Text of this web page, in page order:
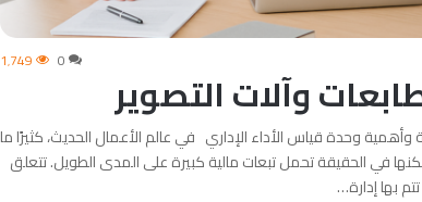
0 1٬749
وآلات التصوير
وأهمية وحدة قياس الأداء الإداري في عالم الأعمال الحديث، كثيرًا ما
في الحقيقة تحمل تبعات مالية كبيرة على المدى الطويل. تتعلق
بها إدارة…